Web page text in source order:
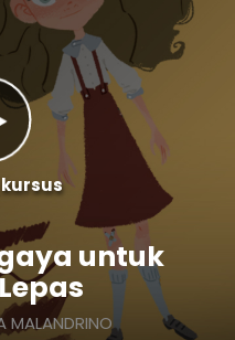
untuk
MALANDRINO